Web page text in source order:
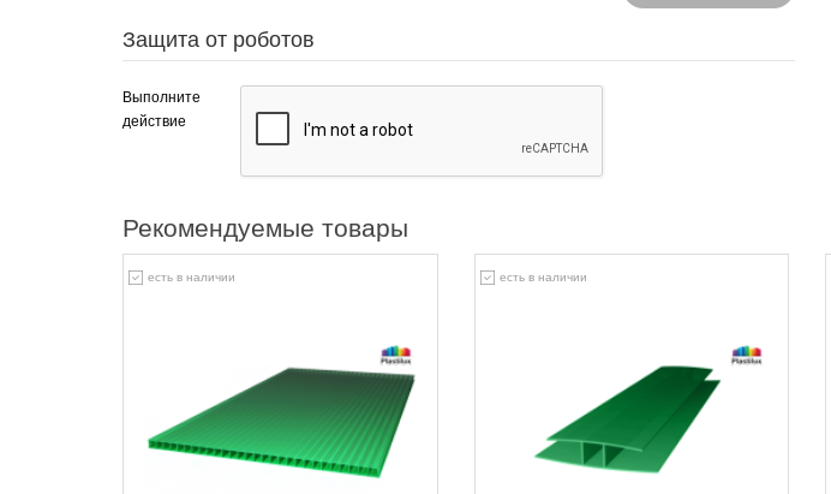
Защита от роботов
Выполните
действие
Рекомендуемые товары
есть в наличии есть в наличии